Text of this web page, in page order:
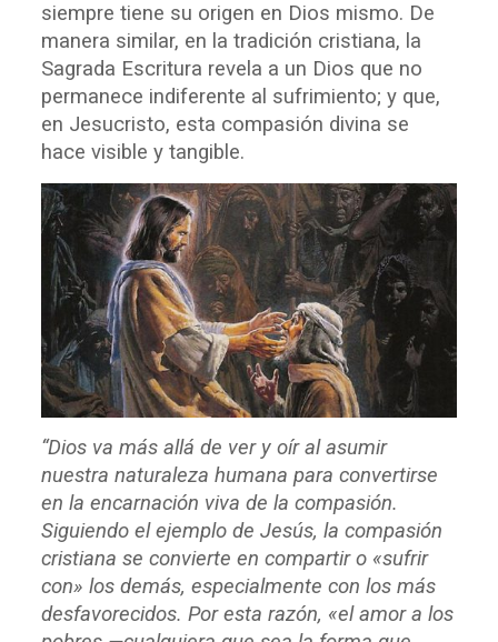
siempre tiene su origen en Dios mismo. De
manera similar, en la tradición cristiana, la
Sagrada Escritura revela a un Dios que no
permanece indiferente al sufrimiento; y que,
en Jesucristo, esta compasión divina se
hace visible y tangible.
“Dios va más allá de ver y oír al asumir
nuestra naturaleza humana para convertirse
en la encarnación viva de la compasión.
Siguiendo el ejemplo de Jesús, la compasión
cristiana se convierte en compartir o «sufrir
con» los demás, especialmente con los más
desfavorecidos. Por esta razón, «el amor a los